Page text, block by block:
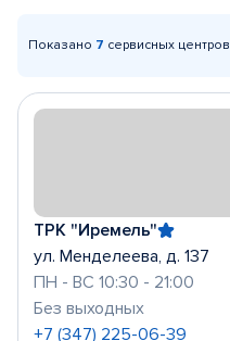
Показано 7 сервисных центров
ТРК "Иремель"
ул. Менделеева, д. 137
ПН - ВС 10:30 - 21:00
Без выходных
+7 (347) 225-06-39